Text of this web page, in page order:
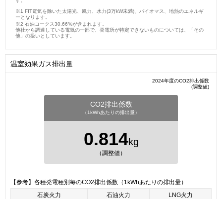
FIT電気を除いた太陽光、風力、水力(3万kW未満)、バイオマス、地熱のエネルギ
ーとなります。
石油コークス30.66%が含まれます。
他社から調達している電気の一部で、発電所が特定できないものについては、「その
他」の扱いとしています。
温室効果ガス排出量
2024年度のCO2排出係数
(調整値)
CO2排出係数
（1kWhあたりの排出量）
0.814kg
（調整値）
【参考】各種発電種別毎のCO2排出係数（1kWhあたりの排出量）
石炭火力
石油火力 LNG火力